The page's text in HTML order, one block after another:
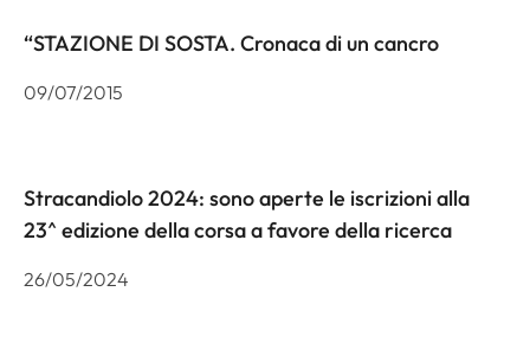
“STAZIONE DI SOSTA. Cronaca di un cancro
09/07/2015
Stracandiolo 2024: sono aperte le iscrizioni alla
23^ edizione della corsa a favore della ricerca
26/05/2024